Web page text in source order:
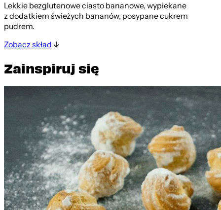
Lekkie bezglutenowe ciasto bananowe, wypiekane
z dodatkiem świeżych bananów, posypane cukrem
pudrem.
Zobacz skład
Zainspiruj się